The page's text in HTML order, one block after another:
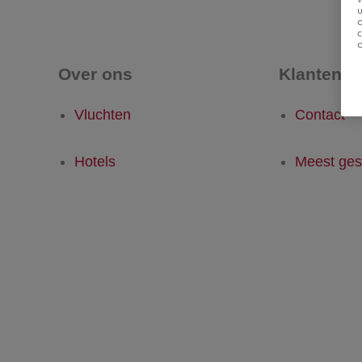
Over ons
Vluchten
Hotels
Contact
Meest